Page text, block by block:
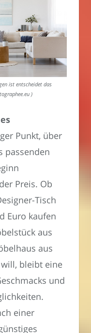
ist entscheidet das
)
Punkt, über
passenden
Preis. Ob
Tisch
Euro kaufen
aus
aus
bleibt eine
und
einer